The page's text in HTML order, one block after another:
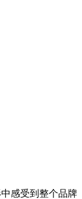
感受到整个品牌